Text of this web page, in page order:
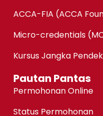
ACCA-FIA (ACCA
Micro-credentials
Kursus Jangka Pendek
Pautan Pantas
Permohonan Online
Status Permohonan